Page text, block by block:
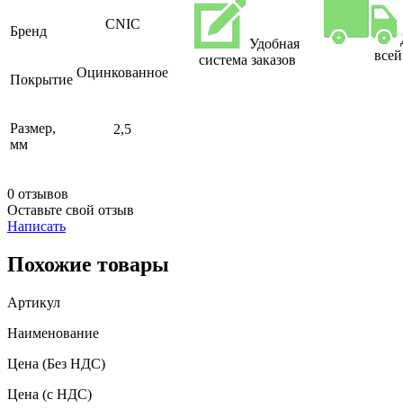
Бренд CNIC
Покрытие Оцинкованное
Размер,
мм
2,5
0 отзывов
Оставьте свой отзыв
Написать
Удобная
система заказов
Похожие товары
Артикул
Наименование
Цена (Без НДС)
Цена (с НДС)